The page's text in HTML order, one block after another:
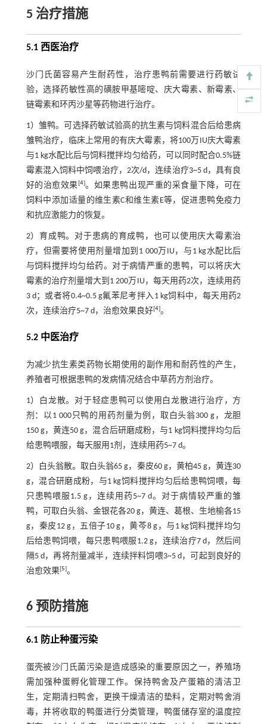
5 治疗措施
5.1 西医治疗
沙门氏菌容易产生耐药性，治疗患鸭前需要进行药敏试
验，选择药敏性高的磺胺甲基嘧啶、庆大霉素、新霉素、
链霉素和环丙沙星等药物进行治疗。
1）雏鸭。可选择药敏试验高的抗生素与饲料混合后给患病
雏鸭治疗，临床上常用的有庆大霉素，将100万IU庆大霉素
与1 kg水配比后与饲料搅拌均匀给药，可以同时配合0.5%链
霉素混入饲料中饲喂治疗，2次/d，连续治疗3~5 d，具有良
好的治愈效果[4]。如果患鸭出现严重的采食量下降，可在
饲料中添加适量的维生素C和维生素E等，促进患鸭免疫力
和抗应激能力的恢复。
2）育成鸭。对于患病的育成鸭，也可以使用庆大霉素治
疗，但需要将使用剂量增加到1 000万IU，与1 kg水配比后
与饲料搅拌均匀给药。对于病情严重的患鸭，可以将庆大
霉素的治疗剂量增大到1 200万IU，每天用药2次，连续用药
3 d；或者将0.4~0.5 g氟苯尼考拌入1 kg饲料中，每天用药2
次，连续治疗5~7 d，治愈效果良好[4]。
5.2 中医治疗
为减少抗生素类药物长期使用的副作用和耐药性的产生，
养殖者可根据患鸭的发病情况结合中草药方剂治疗。
1）白龙散。对于轻症患鸭可以使用白龙散进行治疗，方
剂：以1 000只鸭的用药剂量为例，取白头翁300 g，龙胆
150 g，黄连50 g，混合后研磨成粉，与1 kg饲料搅拌均匀后
给患鸭喂服，每天服用1剂，连续用药5~7 d。
2）白头翁散。取白头翁65 g，秦皮60 g，黄柏45 g，黄连30
g，混合研磨成粉，与1 kg饲料搅拌均匀后给患鸭饲喂，每
只患鸭喂服1.5 g，连续用药5~7 d。对于病情较严重的雏
鸭，可取白头翁、金银花各20 g，黄连、葛根、生地榆各15
g，秦皮12 g，五倍子10 g，黄芩8 g，与1 kg饲料搅拌均匀
后给患鸭饲喂，每只患鸭喂服1.2 g，连续治疗7 d，然后间
隔5 d，再将剂量减半，连续拌料饲喂3~5 d，可起到良好的
治愈效果[5]。
6 预防措施
6.1 防止种蛋污染
蛋壳被沙门氏菌污染是造成感染的重要原因之一，养殖场
需加强种蛋孵化管理工作。保持鸭舍及产蛋箱的清洁卫
生，定期清扫鸭舍，更换干燥清洁的垫料，定期对鸭舍消
毒，并将收取的鸭蛋进行分类管理，鸭蛋储存室的温度控